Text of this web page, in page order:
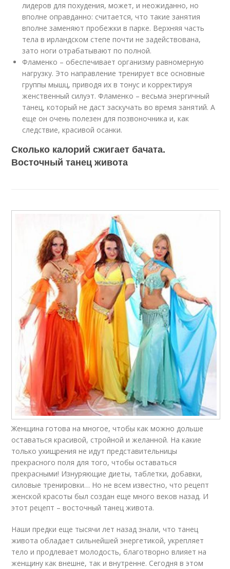
лидеров для похудения, может, и неожиданно, но
вполне оправданно: считается, что такие занятия
вполне заменяют пробежки в парке. Верхняя часть
тела в ирландском степе почти не задействована,
зато ноги отрабатывают по полной.
Фламенко – обеспечивает организму равномерную
нагрузку. Это направление тренирует все основные
группы мышц, приводя их в тонус и корректируя
женственный силуэт. Фламенко – весьма энергичный
танец, который не даст заскучать во время занятий. А
еще он очень полезен для позвоночника и, как
следствие, красивой осанки.
Сколько калорий сжигает бачата.
Восточный танец живота
Женщина готова на многое, чтобы как можно дольше
оставаться красивой, стройной и желанной. На какие
только ухищрения не идут представительницы
прекрасного поля для того, чтобы оставаться
прекрасными! Изнуряющие диеты, таблетки, добавки,
силовые тренировки… Но не всем известно, что рецепт
женской красоты был создан еще много веков назад. И
этот рецепт – восточный танец живота.
Наши предки еще тысячи лет назад знали, что танец
живота обладает сильнейшей энергетикой, укрепляет
тело и продлевает молодость, благотворно влияет на
женщину как внешне, так и внутренне. Сегодня в этом